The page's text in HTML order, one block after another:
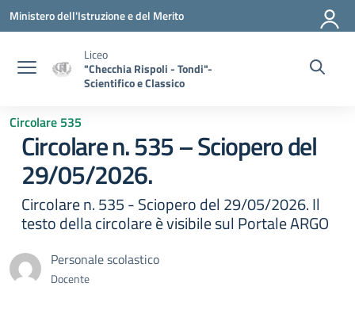
Vai ai contenuti
Vai al menu di navigazione
Vai al footer
Ministero dell'Istruzione e del Merito
Liceo
"Checchia Rispoli - Tondi"-
Scientifico e Classico
Circolare 535
Circolare n. 535 – Sciopero del
29/05/2026.
Circolare n. 535 - Sciopero del 29/05/2026. Il
testo della circolare è visibile sul Portale ARGO
Personale scolastico
Docente